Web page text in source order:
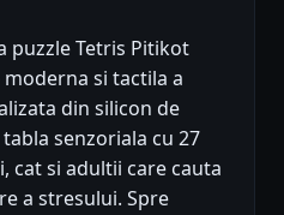
puzzle Tetris Pitikot
si tactila a
din silicon de
senzoriala cu 27
cat si adultii care cauta
a stresului. Spre